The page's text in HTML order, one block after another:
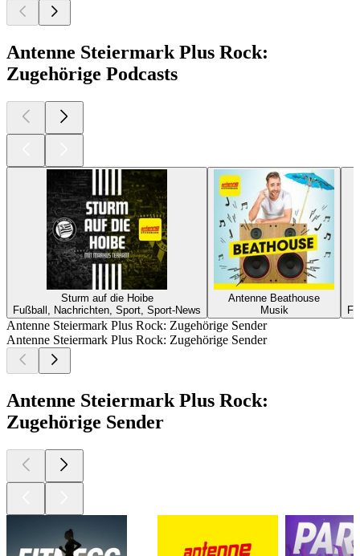
Antenne Steiermark Plus Rock:
Zugehörige Podcasts
Sturm auf die Hoibe
Fußball, Nachrichten, Sport, Sport-News
Antenne Beathouse
Musik
Antenne Steiermark Plus Rock: Zugehörige Sender
Antenne Steiermark Plus Rock: Zugehörige Sender
Antenne Steiermark Plus Rock:
Zugehörige Sender